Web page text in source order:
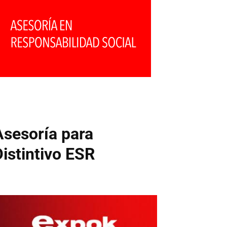
para
ESR